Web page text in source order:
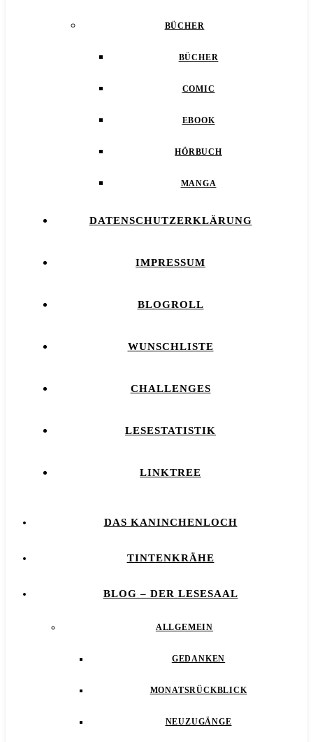
BÜCHER
BÜCHER
COMIC
EBOOK
HÖRBUCH
MANGA
DATENSCHUTZERKLÄRUNG
IMPRESSUM
BLOGROLL
WUNSCHLISTE
CHALLENGES
LESESTATISTIK
LINKTREE
DAS KANINCHENLOCH
TINTENKRÄHE
BLOG – DER LESESAAL
ALLGEMEIN
GEDANKEN
MONATSRÜCKBLICK
NEUZUGÄNGE